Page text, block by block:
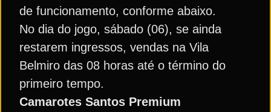
de funcionamento, conforme abaixo.
No dia do jogo, sábado (06), se ainda
restarem ingressos, vendas na Vila
Belmiro das 08 horas até o término do
primeiro tempo.
Camarotes Santos Premium